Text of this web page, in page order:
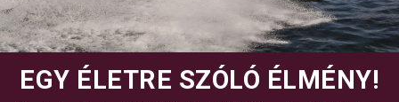
EGY ÉLETRE SZÓLÓ ÉLMÉNY!